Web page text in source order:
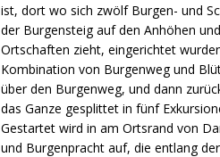
ist, dort wo sich zwölf Burgen- und
der Burgensteig auf den Anhöhen
Ortschaften zieht, eingerichtet
Kombination von Burgenweg und
über den Burgenweg, und dann
das Ganze gesplittet in fünf
Gestartet wird in am Ortsrand von
und Burgenpracht auf, die entlang